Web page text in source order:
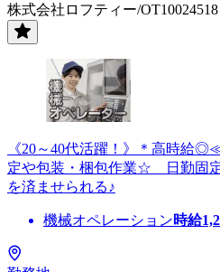
株式会社ロフティー/OT10024518
《20～40代活躍！》＊高時給
定や包装・梱包作業☆ 日勤固
を済ませられる♪
機械オペレーション時給